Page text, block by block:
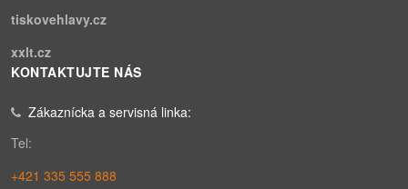
tiskovehlavy.cz
xxlt.cz
KONTAKTUJTE NÁS
Zákaznícka a servisná linka:
Tel:
+421 335 555 888